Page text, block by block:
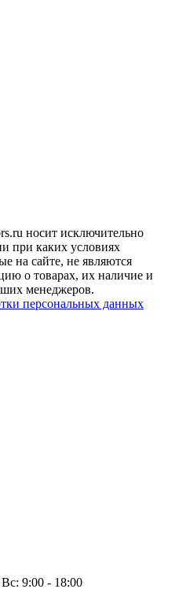
носит исключительно
при каких условиях
на сайте, не являются
о товарах, их наличие и
менеджеров.
персональных данных
9:00 - 18:00